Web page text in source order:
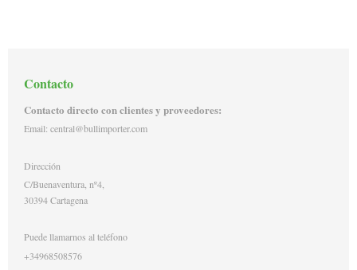
Contacto
Contacto directo con clientes y proveedores:
Email: central@bullimporter.com
Dirección
C/Buenaventura, nº4,
30394Cartagena
Puede llamarnos al teléfono
+34968508576